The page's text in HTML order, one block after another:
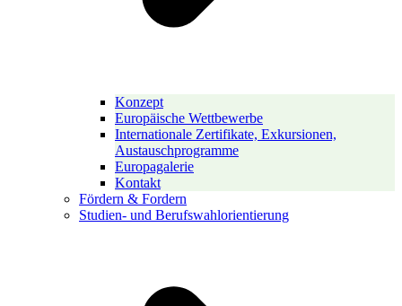
Konzept
Europäische Wettbewerbe
Internationale Zertifikate, Exkursionen,
Austauschprogramme
Europagalerie
Kontakt
Fördern & Fordern
Studien- und Berufswahlorientierung